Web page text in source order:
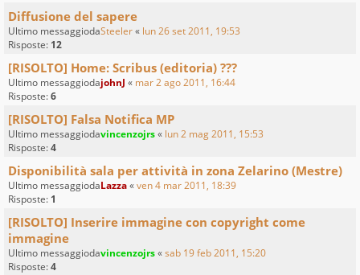
Diffusione del sapere
Ultimo messaggiodaSteeler« lun 26 set 2011, 19:53
Risposte: 12
[RISOLTO] Home: Scribus (editoria) ???
Ultimo messaggiodajohnJ « mar 2 ago 2011, 16:44
Risposte:6
[RISOLTO] Falsa Notifica MP
Ultimo messaggiodavincenzojrs« lun 2 mag 2011, 15:53
Risposte:4
Disponibilità sala per attività in zona Zelarino (Mestre)
Ultimo messaggiodaLazza«ven 4 mar 2011, 18:39
Risposte: 1
[RISOLTO] Inserire immagine con copyright come
immagine
Ultimo messaggiodavincenzojrs«sab 19 feb 2011, 15:20
Risposte:4